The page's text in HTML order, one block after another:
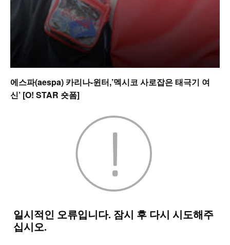
에스파(aespa) 카리나-윈터,’멕시코 사로잡은 태극기 여
신’ [O! STAR 숏폼]